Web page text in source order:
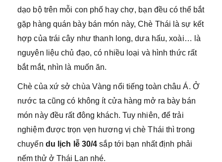
dạo bộ trên mỗi con phố hay chợ, bạn đều có thể bắt
gặp hàng quán bày bán món này, Chè Thái là sự kết
hợp của trái cây như thanh long, dưa hấu, xoài… là
nguyên liệu chủ đạo, có nhiều loại và hình thức rất
bắt mắt, nhìn là muốn ăn.
Chè của xứ sở chùa Vàng nổi tiếng toàn châu Á. Ở
nước ta cũng có không ít cửa hàng mở ra bày bán
món này đều rất đông khách. Tuy nhiên, để trải
nghiệm được trọn vẹn hương vị chè Thái thì trong
chuyến du lịch lễ 30/4 sắp tới bạn nhất định phải
nếm thử ở Thái Lan nhé.